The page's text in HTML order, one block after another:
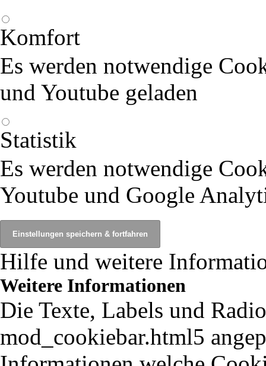
Komfort
Es werden notwendige
und Youtube geladen
Statistik
Es werden notwendige
Youtube und Google
Hilfe und weitere
Weitere Informationen
Die Texte, Labels und
mod_cookiebar.html5